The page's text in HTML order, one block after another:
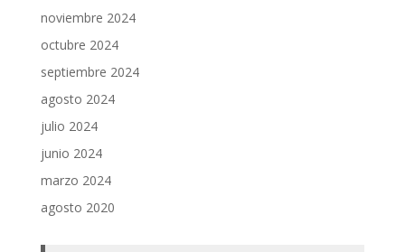
noviembre 2024
octubre 2024
septiembre 2024
agosto 2024
julio 2024
junio 2024
marzo 2024
agosto 2020